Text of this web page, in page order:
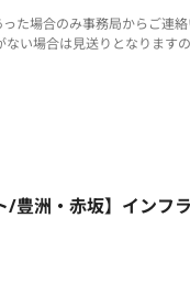
た場合のみ事務局からご連絡
い場合は見送りとなります
洲・赤坂】インフ